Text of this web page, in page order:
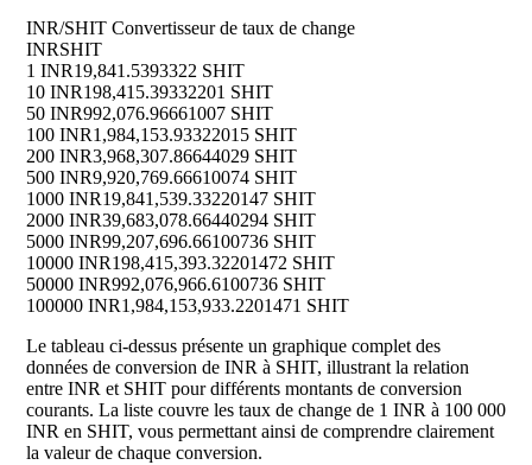
INR/SHIT Convertisseur de taux de change
INRSHIT
1 INR19,841.5393322 SHIT
10 INR198,415.39332201 SHIT
50 INR992,076.96661007 SHIT
100 INR1,984,153.93322015 SHIT
200 INR3,968,307.86644029 SHIT
500 INR9,920,769.66610074 SHIT
1000 INR19,841,539.33220147 SHIT
2000 INR39,683,078.66440294 SHIT
5000 INR99,207,696.66100736 SHIT
10000 INR198,415,393.32201472 SHIT
50000 INR992,076,966.6100736 SHIT
100000 INR1,984,153,933.2201471 SHIT
Le tableau ci-dessus présente un graphique complet des
données de conversion de INR à SHIT, illustrant la relation
entre INR et SHIT pour différents montants de conversion
courants. La liste couvre les taux de change de 1 INR à 100 000
INR en SHIT, vous permettant ainsi de comprendre clairement
la valeur de chaque conversion.